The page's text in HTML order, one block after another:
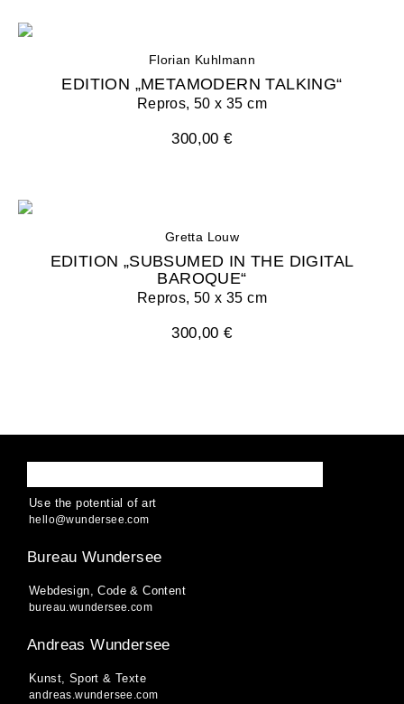
Florian Kuhlmann
EDITION „METAMODERN TALKING“
Repros, 50 x 35 cm
300,00 €
Gretta Louw
EDITION „SUBSUMED IN THE DIGITAL
BAROQUE“
Repros, 50 x 35 cm
300,00 €
Use the potential of art
hello@wundersee.com
Bureau Wundersee
Webdesign, Code & Content
bureau.wundersee.com
Andreas Wundersee
Kunst, Sport & Texte
andreas.wundersee.com